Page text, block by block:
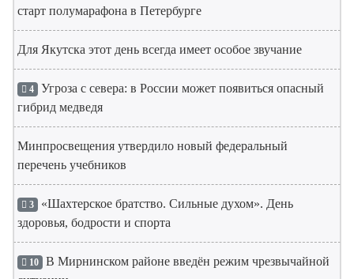
старт полумарафона в Петербурге
Для Якутска этот день всегда имеет особое звучание
4 Угроза с севера: в России может появиться опасный
гибрид медведя
Минпросвещения утвердило новый федеральный
перечень учебников
3 «Шахтерское братство. Сильные духом». День
здоровья, бодрости и спорта
10 В Мирнинском районе введён режим чрезвычайной